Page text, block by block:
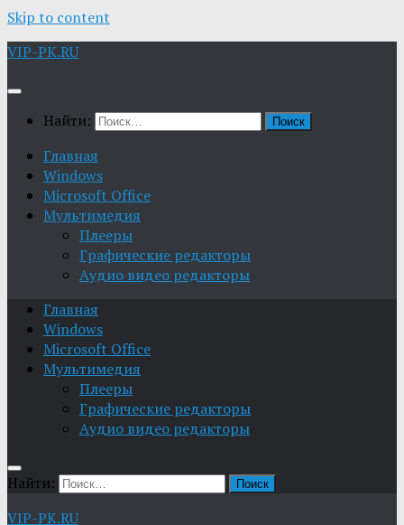
Skip to content
VIP-PK.RU
Найти:
Главная
Windows
Microsoft Office
Мультимедия
Плееры
Графические редакторы
Aудио видео редакторы
Главная
Windows
Microsoft Office
Мультимедия
Плееры
Графические редакторы
Aудио видео редакторы
Найти:
VIP-PK.RU